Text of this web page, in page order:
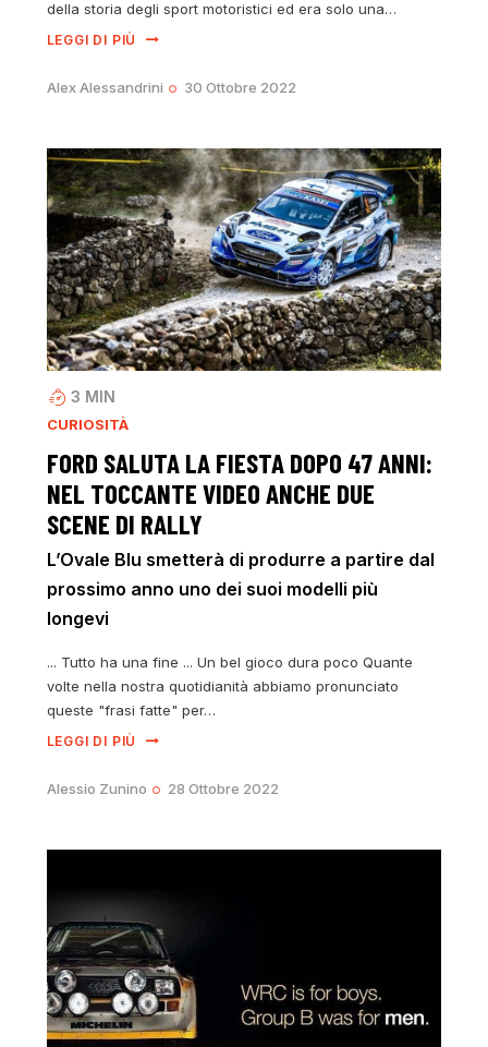
della storia degli sport motoristici ed era solo una…
LEGGI DI PIÙ
Alex Alessandrini 30 Ottobre 2022
3 MIN
CURIOSITÀ
FORD SALUTA LA FIESTA DOPO 47 ANNI:
NEL TOCCANTE VIDEO ANCHE DUE
SCENE DI RALLY
L’Ovale Blu smetterà di produrre a partire dal
prossimo anno uno dei suoi modelli più
longevi
... Tutto ha una fine ... Un bel gioco dura poco Quante
volte nella nostra quotidianità abbiamo pronunciato
queste "frasi fatte" per…
LEGGI DI PIÙ
Alessio Zunino 28 Ottobre 2022